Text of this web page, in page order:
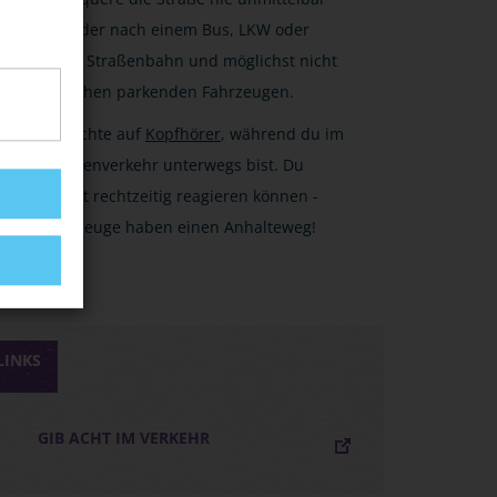
vor oder nach einem Bus, LKW oder
einer Straßenbahn und möglichst nicht
zwischen parkenden Fahrzeugen.
Verzichte auf Kopfhörer, während du im
Straßenverkehr unterwegs bist. Du
musst rechtzeitig reagieren können -
Fahrzeuge haben einen Anhalteweg!
GIB ACHT IM VERKEHR